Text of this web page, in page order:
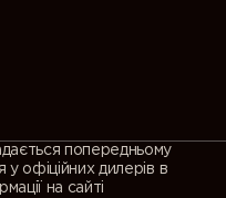
попередньому
офіційних дилерів в
на сайті